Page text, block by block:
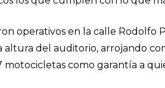
operativos en la calle Rodolfo
altura del auditorio, arrojando
motocicletas como garantía a